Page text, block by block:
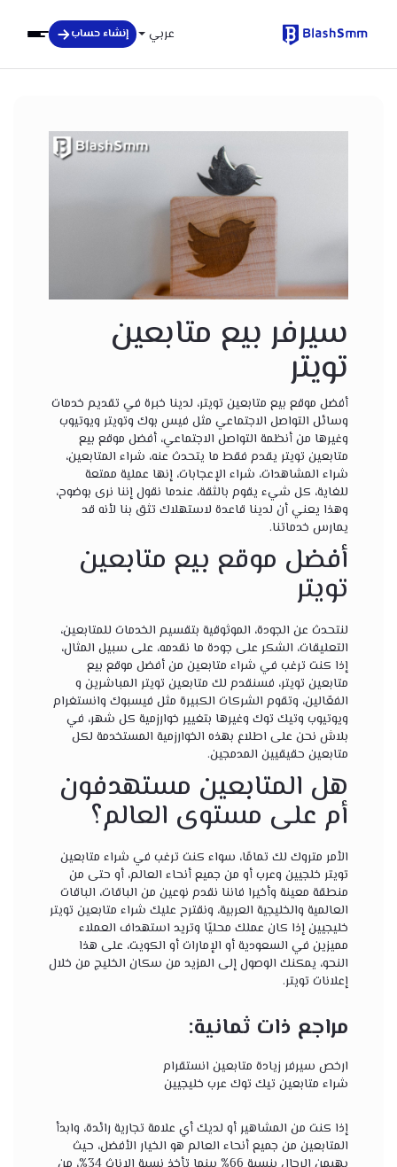
عربي إنشاء حساب
سيرفر بيع متابعين
تويتر
أفضل موقع بيع متابعين تويتر، لدينا خبرة في تقديم خدمات
وسائل التواصل الاجتماعي مثل فيس بوك وتويتر ويوتيوب
وغيرها من أنظمة التواصل الاجتماعي، أفضل موقع بيع
متابعين تويتر يقدم فقط ما يتحدث عنه، شراء المتابعين،
شراء المشاهدات، شراء الإعجابات، إنها عملية ممتعة
للغاية، كل شيء يقوم بالثقة، عندما نقول إننا نرى بوضوح،
وهذا يعني أن لدينا قاعدة لاستهلاك تثق بنا لأنه قد
يمارس خدماتنا.
أفضل موقع بيع متابعين
تويتر
لنتحدث عن الجودة، الموثوقية بتقسيم الخدمات للمتابعين،
التعليقات، الشكر على جودة ما نقدمه، على سبيل المثال،
إذا كنت ترغب في شراء متابعين من أفضل موقع بيع
متابعين تويتر، فسنقدم لك متابعين تويتر المباشرين و
الفعّالين، وتقوم الشركات الكبيرة مثل فيسبوك وانستغرام
ويوتيوب وتيك توك وغيرها بتغيير خوارزمية كل شهر، في
بلاش نحن على اطلاع بهذه الخوارزمية المستخدمة لكل
متابعين حقيقيين المدمجين.
هل المتابعين مستهدفون
أم على مستوى العالم؟
الأمر متروك لك تمامًا، سواء كنت ترغب في شراء متابعين
تويتر خلجيين وعرب أو من جميع أنحاء العالم، أو حتى من
منطقة معينة وأخيرا فاننا نقدم نوعين من الباقات، الباقات
العالمية والخليجية العربية، ونقترح عليك شراء متابعين تويتر
خليجيين إذا كان عملك محليًا وتريد استهداف العملاء
مميزين في السعودية أو الإمارات أو الكويت، على هذا
النحو، يمكنك الوصول إلى المزيد من سكان الخليج من خلال
إعلانات تويتر.
مراجع ذات ثمانية:
ارخص سيرفر زيادة متابعين انستقرام
شراء متابعين تيك توك عرب خليجيين
إذا كنت من المشاهير أو لديك أي علامة تجارية رائدة، وابدأ
المتابعين من جميع أنحاء العالم هو الخيار الأفضل، حيث